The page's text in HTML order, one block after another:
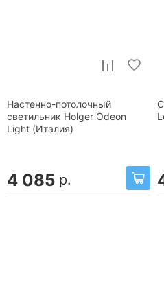
Настенно-потолочный
светильник Holger Odeon
Light (Италия)
4 085 р.